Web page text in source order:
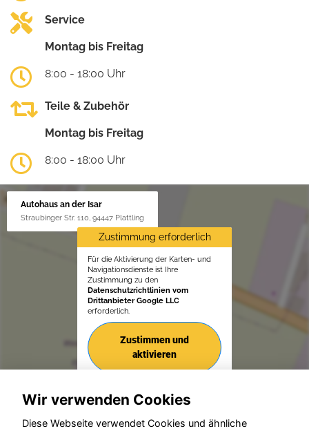
Service
Montag bis Freitag
8:00 - 18:00 Uhr
Teile & Zubehör
Montag bis Freitag
8:00 - 18:00 Uhr
Autohaus an der Isar
Straubinger Str. 110, 94447 Plattling
Zustimmung erforderlich
Für die Aktivierung der Karten- und
Navigationsdienste ist Ihre
Zustimmung zu den
Datenschutzrichtlinien vom
Drittanbieter Google LLC
erforderlich.
Zustimmen und
aktivieren
Wir verwenden Cookies
Diese Webseite verwendet Cookies und ähnliche